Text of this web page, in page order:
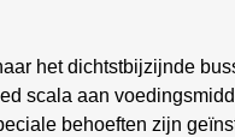
het dichtstbijzijnde
scala aan
behoeften zijn